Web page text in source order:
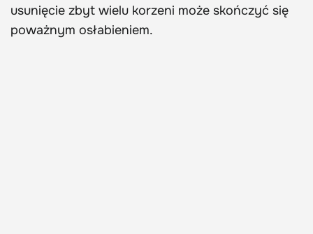
usunięcie zbyt wielu korzeni może skończyć się
poważnym osłabieniem.